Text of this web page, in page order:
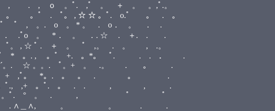
ﾟ. ,ﾟ 。 ＋ 。 。,ﾟ.。
ﾟ。 , ☆ ☆ 。ﾟ. o.ﾟ 。 . 。
. o 。 * 。 . o． 。 ． .
． 。 ．. ☆ . ＋. . .
ﾟ . ＋ 。 ﾟ ,。 . 。 , .。
, 。ﾟ +. 。*。 ﾟ. . . ． .
. ☆ 。。. ﾟ。+ 。 .。 . ｡ .
+ ,ﾟ。 *。. 。 。 . 。 .
☆ ﾟ。ﾟ., ,+ 。ﾟ. 。 . . , , .
ﾟ 。 ☆ ＋。。ﾟ. ° 。 . , ﾟ ﾟ
+ 。ﾟ., . ∧＿∧, 。 。 . .